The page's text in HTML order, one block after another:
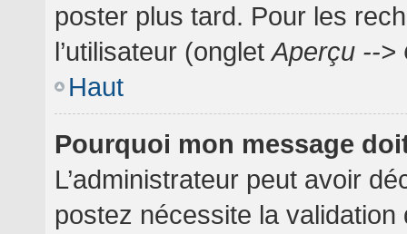
poster plus tard. Pour les
l’utilisateur (ongletAperçu -->
Haut
Pourquoi mon message
L’administrateur peut avoir
postez nécessite la